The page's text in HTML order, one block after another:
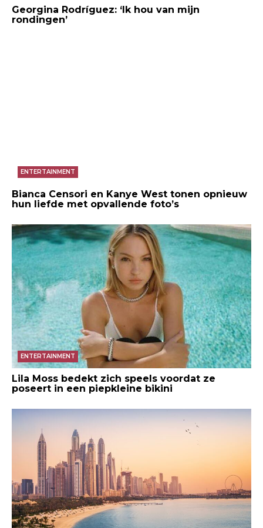
Georgina Rodríguez: ‘Ik hou van mijn
rondingen’
ENTERTAINMENT
Bianca Censori en Kanye West tonen opnieuw
hun liefde met opvallende foto’s
ENTERTAINMENT
Lila Moss bedekt zich speels voordat ze
poseert in een piepkleine bikini